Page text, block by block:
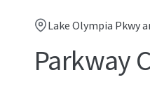
Lake Olympia Pkwy
Parkway